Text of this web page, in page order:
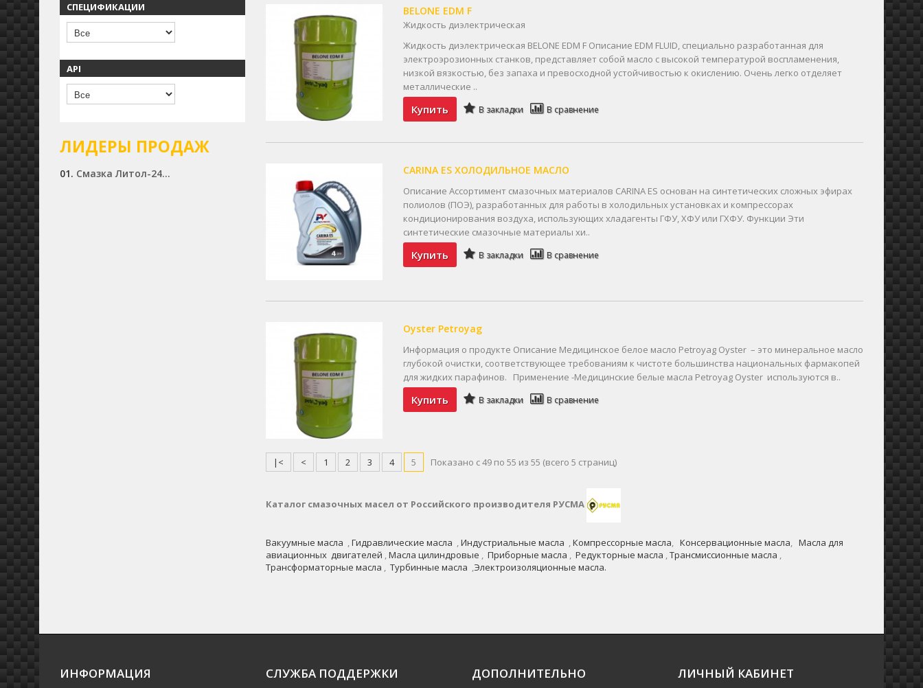
BELONE EDM F
Жидкость диэлектрическая
Жидкость диэлектрическая BELONE EDM F Описание EDM FLUID, специально разработанная для
электроэрозионных станков, представляет собой масло с высокой температурой воспламенения,
низкой вязкостью, без запаха и превосходной устойчивостью к окислению. Очень легко отделяет
металлические ..
Купить В закладки В сравнение
CARINA ES ХОЛОДИЛЬНОЕ МАСЛО
Описание Ассортимент смазочных материалов CARINA ES основан на синтетических сложных эфирах
полиолов (ПОЭ), разработанных для работы в холодильных установках и компрессорах
кондиционирования воздуха, использующих хладагенты ГФУ, ХФУ или ГХФУ. Функции Эти
синтетические смазочные материалы хи..
Купить В закладки В сравнение
Oyster Petroyag
Информация о продукте Описание Медицинское белое масло Petroyag Oyster – это минеральное масло
глубокой очистки, соответствующее требованиям к чистоте большинства национальных фармакопей
для жидких парафинов. Применение -Медицинские белые масла Petroyag Oyster используются в..
Купить В закладки В сравнение
|< < 1 2 3 4 5 Показано с 49 по 55 из 55 (всего 5 страниц)
Каталог смазочных масел от Российского производителя РУСМА
Вакуумные масла Гидравлические масла Индустриальные масла Компрессорные масла Консервационные масла
Масла для
авиационных двигателей Масла цилиндровые Приборные масла Редукторные масла Трансмиссионные масла
Трансформаторные масла
Турбинные масла Электроизоляционные масла.
СПЕЦИФИКАЦИИ
API
ЛИДЕРЫ ПРОДАЖ
01. Смазка Литол-24...
ИНФОРМАЦИЯ СЛУЖБА ПОДДЕРЖКИ ДОПОЛНИТЕЛЬНО ЛИЧНЫЙ КАБИНЕТ